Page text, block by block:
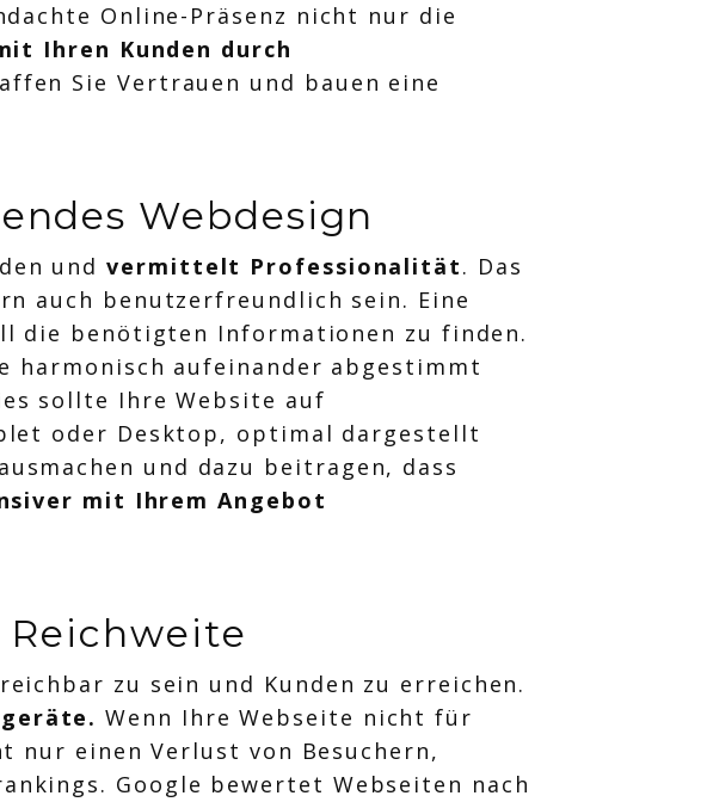
Online-Präsenz nicht nur die
Ihren Kunden durch
Sie Vertrauen und bauen eine
Webdesign
undvermittelt Professionalität. Das
auch benutzerfreundlich sein. Eine
die benötigten Informationen zu finden.
harmonisch aufeinander abgestimmt
sollte Ihre Website auf
oder Desktop, optimal dargestellt
und dazu beitragen, dass
mit Ihrem Angebot
zu sein und Kunden zu erreichen.
Wenn Ihre Webseite nicht für
einen Verlust von Besuchern,
Google bewertet Webseiten nach